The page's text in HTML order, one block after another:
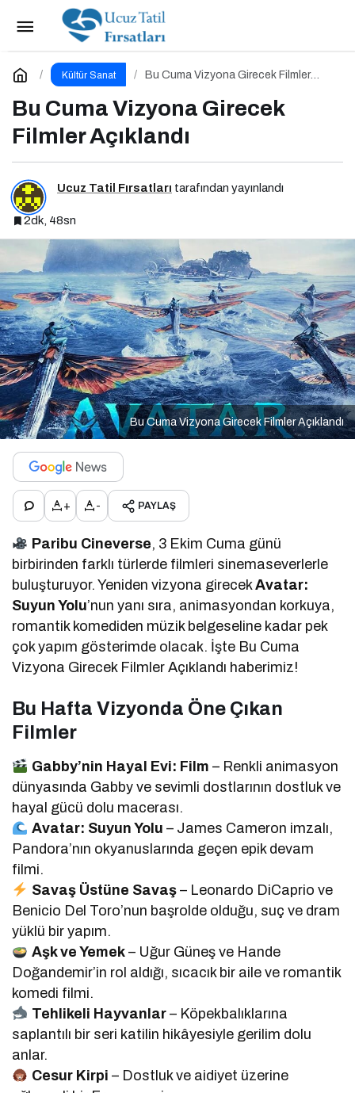
Kültür Sanat
Bu Cuma Vizyona Girecek Filmler
Bu Cuma Vizyona Girecek
Filmler Açıklandı
Ucuz Tatil Fırsatları tarafından yayınlandı
2dk, 48sn
Bu Cuma Vizyona Girecek Filmler Açıklandı
+ - PAYLAŞ
Paribu Cineverse, 3 Ekim Cuma günü
birbirinden farklı türlerde filmleri sinemaseverlerle
buluşturuyor. Yeniden vizyona girecekAvatar:
Suyun Yolu’nun yanı sıra, animasyondan korkuya,
romantik komediden müzik belgeseline kadar pek
çok yapım gösterimde olacak. İşte Bu Cuma
Vizyona Girecek Filmler Açıklandı haberimiz!
Bu Hafta Vizyonda Öne Çıkan
Filmler
Gabby’nin Hayal Evi: Film – Renkli animasyon
dünyasında Gabby ve sevimli dostlarının dostluk ve
hayal gücü dolu macerası.
Avatar: Suyun Yolu – James Cameron imzalı,
Pandora’nın okyanuslarında geçen epik devam
filmi.
Savaş Üstüne Savaş– Leonardo DiCaprio ve
Benicio Del Toro’nun başrolde olduğu, suç ve dram
yüklü bir yapım.
Aşk ve Yemek– Uğur Güneş ve Hande
Doğandemir’in rol aldığı, sıcacık bir aile ve romantik
komedi filmi.
Tehlikeli Hayvanlar– Köpekbalıklarına
saplantılı bir seri katilin hikâyesiyle gerilim dolu
anlar.
Cesur Kirpi – Dostluk ve aidiyet üzerine
Bu Cuma Paribu Cineverse’te Vizyona Girecek
Filmler
Yorum Yap